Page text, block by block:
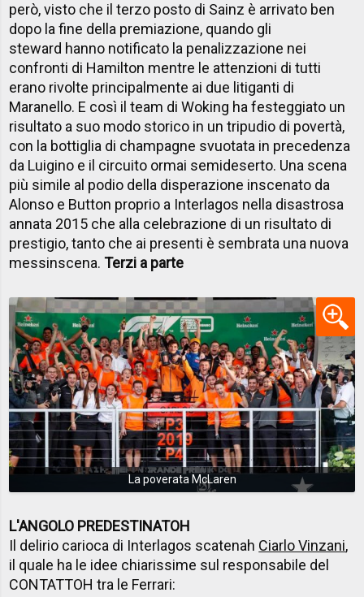
però, visto che il terzo posto di Sainz è arrivato ben
dopo la fine della premiazione, quando gli
steward hanno notificato la penalizzazione nei
confronti di Hamilton mentre le attenzioni di tutti
erano rivolte principalmente ai due litiganti di
Maranello. E così il team di Woking ha festeggiato un
risultato a suo modo storico in un tripudio di povertà,
con la bottiglia di champagne svuotata in precedenza
da Luigino e il circuito ormai semideserto. Una scena
più simile al podio della disperazione inscenato da
Alonso e Button proprio a Interlagos nella disastrosa
annata 2015 che alla celebrazione di un risultato di
prestigio, tanto che ai presenti è sembrata una nuova
messinscena.Terzi a parte
La poverata McLaren
L'ANGOLO PREDESTINATOH
Il delirio carioca di Interlagos scatenah Ciarlo Vinzani,
il quale ha le idee chiarissime sul responsabile del
CONTATTOH tra le Ferrari: